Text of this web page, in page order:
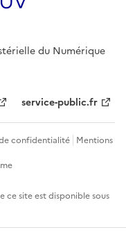
du Numérique
service-public.fr
confidentialité Mentions
site est disponible sous